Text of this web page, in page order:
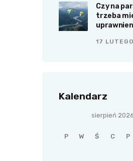
Czy na
trzeba
17
Kalendarz
sierpień 2026
P W Ś C P